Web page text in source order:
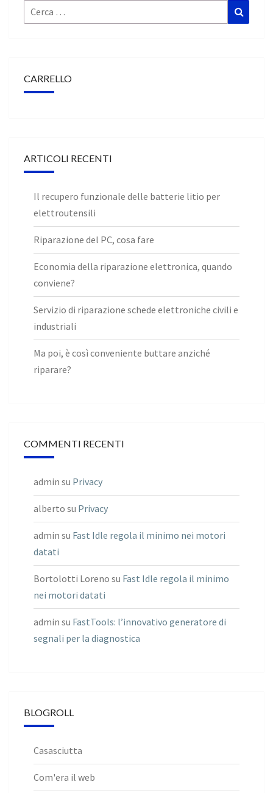
Cerca:
CARRELLO
ARTICOLI RECENTI
Il recupero funzionale delle batterie litio per
elettroutensili
Riparazione del PC, cosa fare
Economia della riparazione elettronica, quando
conviene?
Servizio di riparazione schede elettroniche civili e
industriali
Ma poi, è così conveniente buttare anziché
riparare?
COMMENTI RECENTI
admin su Privacy
alberto su Privacy
admin su Fast Idle regola il minimo nei motori
datati
Bortolotti Loreno su Fast Idle regola il minimo
nei motori datati
admin su FastTools: l’innovativo generatore di
segnali per la diagnostica
BLOGROLL
Casasciutta
Com'era il web